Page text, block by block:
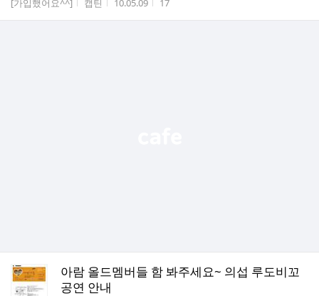
[가입했어요^^] 캡틴 10.05.09 17
아람 올드멤버들 함 봐주세요~ 의섭 루도비꼬
공연 안내